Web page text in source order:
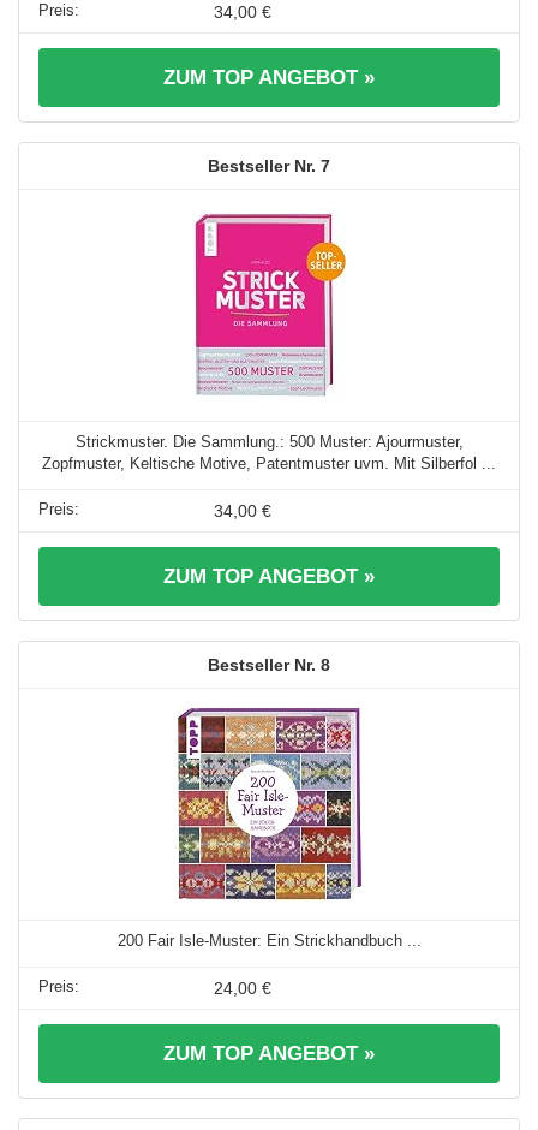
34,00 €
ZUM TOP ANGEBOT »
7
Strickmuster. Die Sammlung.: 500 Muster: Ajourmuster,
Zopfmuster, Keltische Motive, Patentmuster uvm. Mit Silberfol ...
34,00 €
ZUM TOP ANGEBOT »
8
200 Fair Isle-Muster: Ein Strickhandbuch ...
24,00 €
ZUM TOP ANGEBOT »